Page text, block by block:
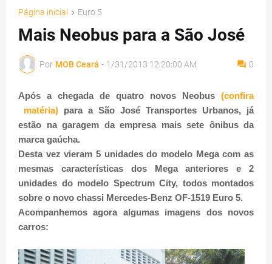
Página inicial Euro 5
Mais Neobus para a São José
Por MOB Ceará - 1/31/2013 12:20:00 AM 0
Após a chegada de quatro novos Neobus (confira
matéria) para a São José Transportes Urbanos, já
estão na garagem da empresa mais sete ônibus da
marca gaúcha.
Desta vez vieram 5 unidades do modelo Mega com as
mesmas características dos Mega anteriores e 2
unidades do modelo Spectrum City, todos montados
sobre o novo chassi Mercedes-Benz OF-1519 Euro 5.
Acompanhemos agora algumas imagens dos novos
carros: